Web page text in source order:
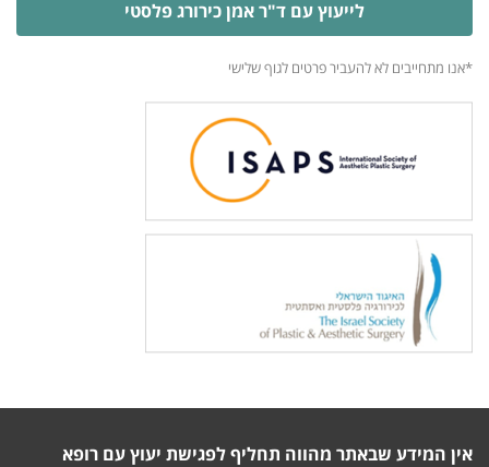
לייעוץ עם ד"ר אמן כירורג פלסטי
*אנו מתחייבים לא להעביר פרטים לגוף שלישי
אין המידע שבאתר מהווה תחליף לפגישת יעוץ עם רופא